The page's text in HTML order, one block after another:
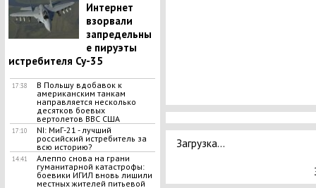
Интернет
взорвали
запредельны
е пируэты
истребителя Су-35
17:38
В Польшу вдобавок к
американским танкам
направляется несколько
десятков боевых
вертолетов ВВС США
17:10
NI: МиГ-21 - лучший
российский истребитель за
всю историю?
14:41
Алеппо снова на грани
гуманитарной катастрофы:
боевики ИГИЛ вновь лишили
местных жителей питьевой
Загрузка...